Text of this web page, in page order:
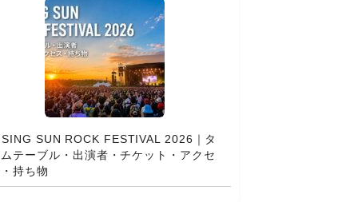
SUN ROCK FESTIVAL 2026｜タ
テーブル・出演者・チケット・アクセ
持ち物